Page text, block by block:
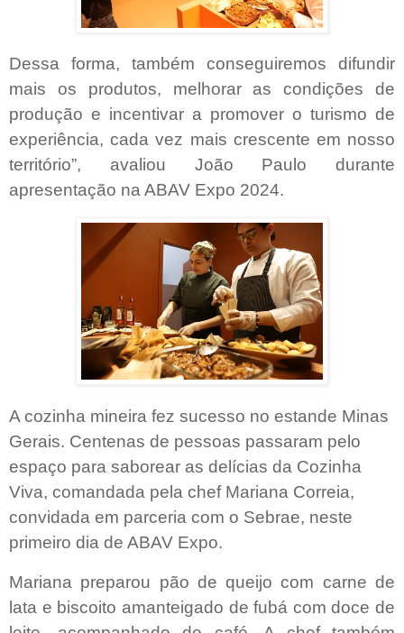
Dessa forma, também conseguiremos difundir
mais os produtos, melhorar as condições de
produção e incentivar a promover o turismo de
experiência, cada vez mais crescente em nosso
território”, avaliou João Paulo durante
apresentação na ABAV Expo 2024.
A cozinha mineira fez sucesso no estande Minas
Gerais. Centenas de pessoas passaram pelo
espaço para saborear as delícias da Cozinha
Viva, comandada pela chef Mariana Correia,
convidada em parceria com o Sebrae, neste
primeiro dia de ABAV Expo.
Mariana preparou pão de queijo com carne de
lata e biscoito amanteigado de fubá com doce de